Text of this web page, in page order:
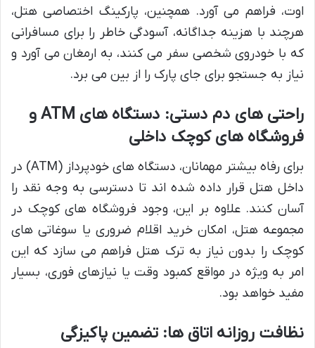
اوت، فراهم می آورد. همچنین، پارکینگ اختصاصی هتل،
هرچند با هزینه جداگانه، آسودگی خاطر را برای مسافرانی
که با خودروی شخصی سفر می کنند، به ارمغان می آورد و
نیاز به جستجو برای جای پارک را از بین می برد.
راحتی های دم دستی: دستگاه های ATM و
فروشگاه های کوچک داخلی
برای رفاه بیشتر مهمانان، دستگاه های خودپرداز (ATM) در
داخل هتل قرار داده شده اند تا دسترسی به وجه نقد را
آسان کنند. علاوه بر این، وجود فروشگاه های کوچک در
مجموعه هتل، امکان خرید اقلام ضروری یا سوغاتی های
کوچک را بدون نیاز به ترک هتل فراهم می سازد که این
امر به ویژه در مواقع کمبود وقت یا نیازهای فوری، بسیار
مفید خواهد بود.
نظافت روزانه اتاق ها: تضمین پاکیزگی